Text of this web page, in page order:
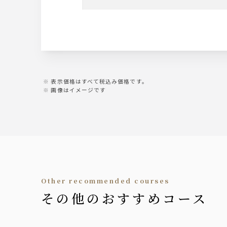
ワイン
サワー
レモンサワー/グレープフルーツサ
表示価格はすべて税込み価格です。
画像はイメージです
other recommended courses
その他のおすすめコース